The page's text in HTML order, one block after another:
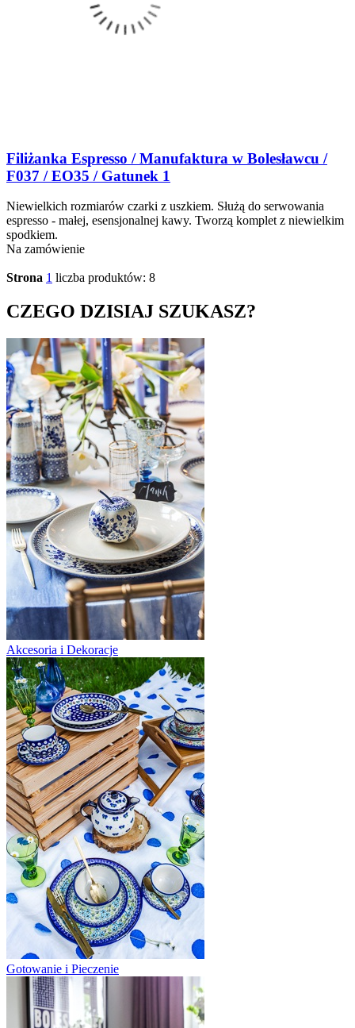
Filiżanka Espresso / Manufaktura w Bolesławcu /
F037 / EO35 / Gatunek 1
Niewielkich rozmiarów czarki z uszkiem. Służą do serwowania
espresso - małej, esensjonalnej kawy. Tworzą komplet z niewielkim
spodkiem.
Na zamówienie
Strona 1 liczba produktów: 8
CZEGO DZISIAJ SZUKASZ?
Akcesoria i Dekoracje
Gotowanie i Pieczenie